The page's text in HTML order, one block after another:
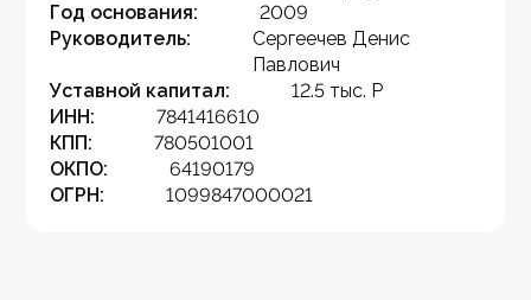
Год основания:
2009
Руководитель:
Сергеечев Денис
Павлович
Уставной капитал:
12.5 тыс. Р
ИНН:
7841416610
КПП:
780501001
ОКПО:
64190179
ОГРН:
1099847000021